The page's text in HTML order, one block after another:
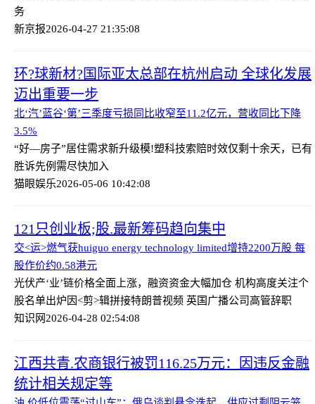
务
新京报2026-04-27 21:35:08
环?球新材?国际亚太总部在杭州启动 全球化发展
迈出重要一步
北‘汽’蓝谷‘第’三季度亏损同比收窄至11.2亿元，营收同比下降
3.5%
“好—房子”居住需求新升级模!塑科技索赔时效仅剩十余天，已有
胜诉先例需尽快加入
猫眼娱乐2026-05-06 10:42:08
121只创业板;股.最新筹码趋向集中
交<运>燃气获huiguo energy technology limited增持2200万股 每
股作价约0.58港元
光伏产‘业’链价格全面上涨，融资资金大幅加仓 机构高度关注个
股名单出炉因<剪>辑拼接特朗普视频 英国广播公司高管辞职
知识网2026-04-28 02:54:08
江西共青.农商银行被罚116.25万元：因违反金融
统计相关规定等